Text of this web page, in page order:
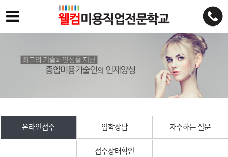
온라인접수 입학상담 자주하는 질문
접수상태확인